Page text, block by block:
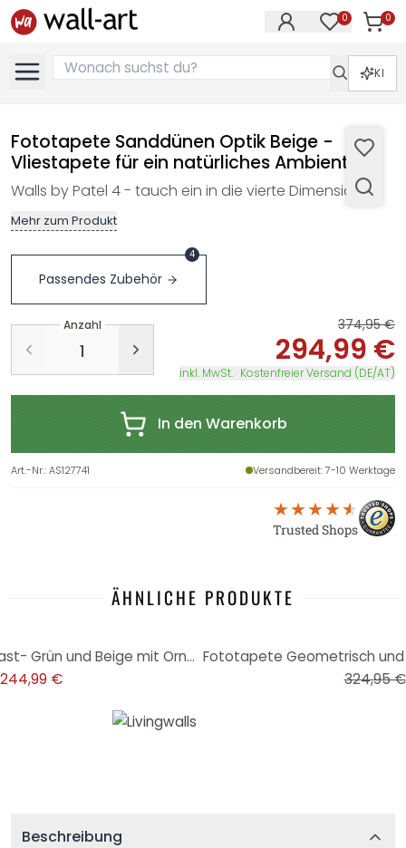
0 0
KI
Fototapete Sanddünen Optik Beige -
Vliestapete für ein natürliches Ambiente
Walls by Patel 4 - tauch ein in die vierte Dimension
Mehr zum Produkt
Passendes Zubehör
4
Anzahl 374,95 €
294,99 €
inkl. MwSt. · Kostenfreier Versand (DE/AT)
In den Warenkorb
Art.-Nr.:AS127741 Versandbereit: 7-10 Werktage
Trusted Shops
ÄHNLICHE PRODUKTE
Fototapete Orientalischer Palast- Grün und Beige mit Ornamenten - Vliestapete
244,99 €
324,95 €
Beschreibung